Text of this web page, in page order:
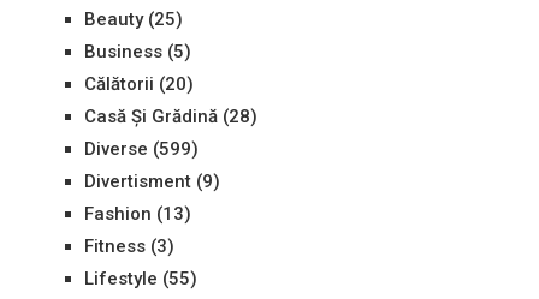
Beauty(25)
Business(5)
Călătorii (20)
Casă Și Grădină(28)
Diverse (599)
Divertisment(9)
Fashion (13)
Fitness(3)
Lifestyle (55)